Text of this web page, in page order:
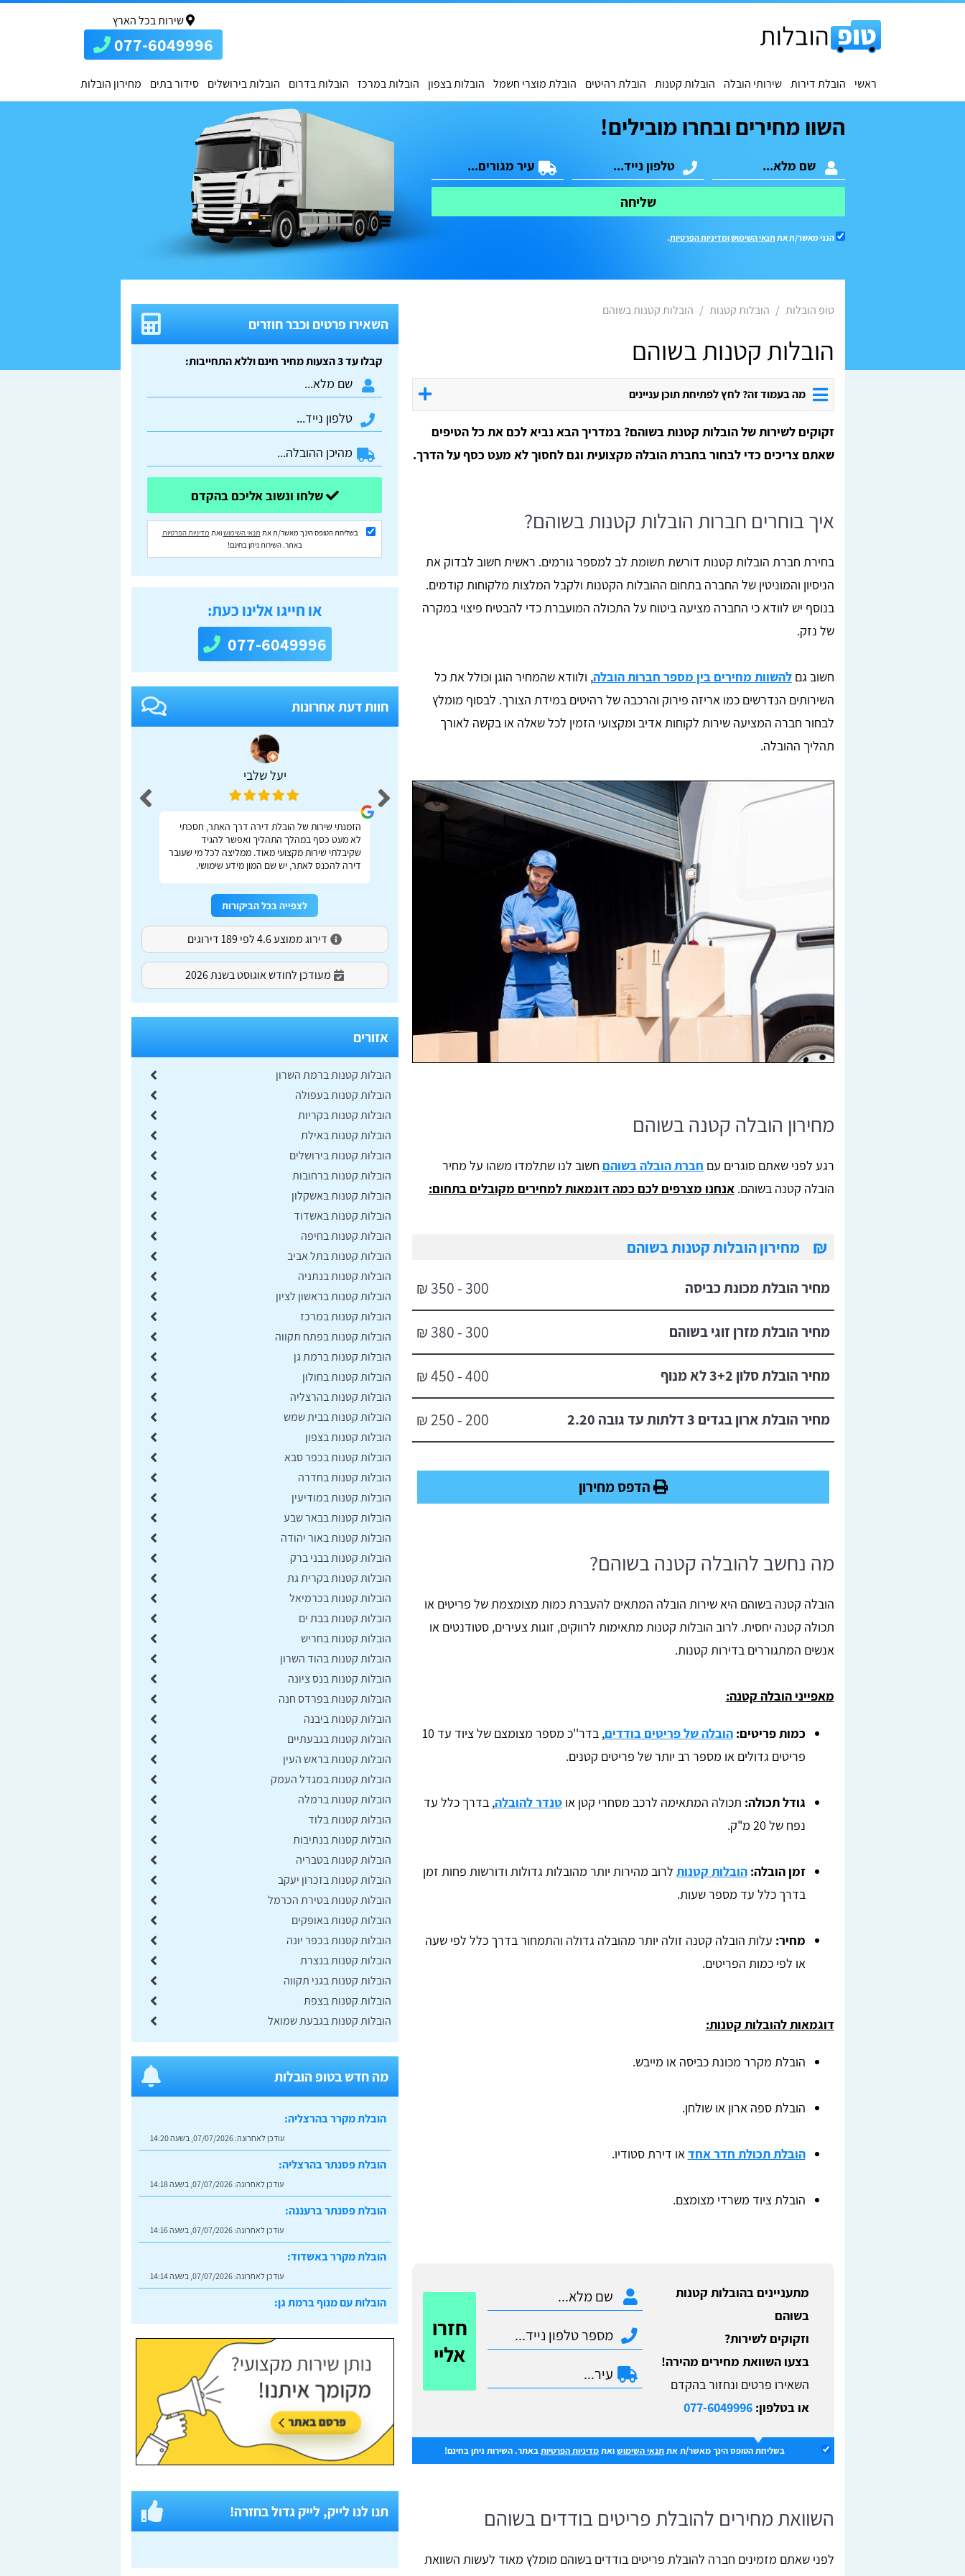
שירות בכל הארץ
077-6049996
ראשי הובלת דירות שירותי הובלה הובלות קטנות הובלת רהיטים הובלת מוצרי חשמל הובלות בצפון הובלות במרכז הובלות בדרום הובלות בירושלים סידור בתים מחירון הובלות
השוו מחירים ובחרו מובילים!
שליחה
הנני מאשר/ת את תנאי השימושומדיניות הפרטיות.
טופ הובלות הובלות קטנות הובלות קטנות בשוהם
הובלות קטנות בשוהם
מה בעמוד זה? לחץ לפתיחת תוכן עניינים
זקוקים לשירות של הובלות קטנות בשוהם? במדריך הבא נביא לכם את כל הטיפים
שאתם צריכים כדי לבחור בחברת הובלה מקצועית וגם לחסוך לא מעט כסף על הדרך.
איך בוחרים חברות הובלות קטנות בשוהם?
בחירת חברת הובלות קטנות דורשת תשומת לב למספר גורמים. ראשית חשוב לבדוק את
הניסיון והמוניטין של החברה בתחום ההובלות הקטנות ולקבל המלצות מלקוחות קודמים.
בנוסף יש לוודא כי החברה מציעה ביטוח על התכולה המועברת כדי להבטיח פיצוי במקרה
של נזק.
חשוב גםלהשוות מחירים בין מספר חברות הובלה, ולוודא שהמחיר הוגן וכולל את כל
השירותים הנדרשים כמו אריזה פירוק והרכבה של רהיטים במידת הצורך. לבסוף מומלץ
לבחור חברה המציעה שירות לקוחות אדיב ומקצועי הזמין לכל שאלה או בקשה לאורך
תהליך ההובלה.
מחירון הובלה קטנה בשוהם
רגע לפני שאתם סוגרים עם חברת הובלה בשוהם חשוב לנו שתלמדו משהו על מחיר
הובלה קטנה בשוהם.אנחנו מצרפים לכם כמה דוגמאות למחירים מקובלים בתחום:
₪ מחירון הובלות קטנות בשוהם
מחיר הובלת מכונת כביסה 300 - 350 ₪
מחיר הובלת מזרן זוגי בשוהם 300 - 380 ₪
מחיר הובלת סלון 3+2 לא מנוף 400 - 450 ₪
מחיר הובלת ארון בגדים 3 דלתות עד גובה 2.20 200 - 250 ₪
הדפס מחירון
מה נחשב להובלה קטנה בשוהם?
הובלה קטנה בשוהם היא שירות הובלה המתאים להעברת כמות מצומצמת של פריטים או
תכולה קטנה יחסית. לרוב הובלות קטנות מתאימות לרווקים, זוגות צעירים, סטודנטים או
אנשים המתגוררים בדירות קטנות.
מאפייני הובלה קטנה:
כמות פריטים: הובלה של פריטים בודדים
, בדר''כ מספר מצומצם של ציוד עד 10
פריטים גדולים או מספר רב יותר של פריטים קטנים.
גודל תכולה: תכולה המתאימה לרכב מסחרי קטן אוטנדר להובלה, בדרך כלל עד
נפח של 20 מ"ק.
זמן הובלה: הובלות קטנות לרוב מהירות יותר מהובלות גדולות ודורשות פחות זמן
בדרך כלל עד מספר שעות.
מחיר: עלות הובלה קטנה זולה יותר מהובלה גדולה והתמחור בדרך כלל לפי שעה
או לפי כמות הפריטים.
דוגמאות להובלות קטנות:
הובלת מקרר מכונת כביסה או מייבש.
הובלת ספה ארון או שולחן.
הובלת תכולת חדר אחדאו דירת סטודיו.
הובלת ציוד משרדי מצומצם.
מתעניינים בהובלות קטנות
בשוהם
וזקוקים לשירות?
בצעו השוואת מחירים מהירה!
השאירו פרטים ונחזור בהקדם
או בטלפון:077-6049996
חזרו
אליי
בשליחת הטופס הינך מאשר/ת אתתנאי השימושואתמדיניות הפרטיותבאתר. השירות ניתן בחינם!
השוואת מחירים להובלת פריטים בודדים בשוהם
לפני שאתם מזמינים חברה להובלת פריטים בודדים בשוהם מומלץ מאוד לעשות השוואת
השאירו פרטים וכבר חוזרים
קבלו עד 3 הצעות מחיר חינם וללא התחייבות:
שלחו ונשוב אליכם בהקדם
בשליחת הטופס הינך מאשר/ת את תנאי השימושואת מדיניות הפרטיות
באתר. השירות ניתן בחינם!
או חייגו אלינו כעת:
077-6049996
חוות דעת אחרונות
יעל שלבי
הזמנתי שירות של הובלת דירה דרך האתר, חסכתי
לא מעט כסף במהלך התהליך ואפשר להגיד
שקיבלתי שירות מקצועי מאוד. ממליצה לכל מי שעובר
דירה להכנס לאתר, יש שם המון מידע שימושי.
אתר מעולה להשוואת מחירי הובלות בכל הארץ תודה
רבה על העזרה!
מצאתי מובילים מציינים דרך האתר טופ הובלות,
לצפייה בכל הביקורות
דירוג ממוצע 4.6 לפי 189 דירוגים
מעודכן לחודש אוגוסט בשנת 2026
אזורים
הובלות קטנות ברמת השרון
הובלות קטנות בעפולה
הובלות קטנות בקריות
הובלות קטנות באילת
הובלות קטנות בירושלים
הובלות קטנות ברחובות
הובלות קטנות באשקלון
הובלות קטנות באשדוד
הובלות קטנות בחיפה
הובלות קטנות בתל אביב
הובלות קטנות בנתניה
הובלות קטנות בראשון לציון
הובלות קטנות במרכז
הובלות קטנות בפתח תקווה
הובלות קטנות ברמת גן
הובלות קטנות בחולון
הובלות קטנות בהרצליה
הובלות קטנות בבית שמש
הובלות קטנות בצפון
הובלות קטנות בכפר סבא
הובלות קטנות בחדרה
הובלות קטנות במודיעין
הובלות קטנות בבאר שבע
הובלות קטנות באור יהודה
הובלות קטנות בבני ברק
הובלות קטנות בקרית גת
הובלות קטנות בכרמיאל
הובלות קטנות בבת ים
הובלות קטנות בחריש
הובלות קטנות בהוד השרון
הובלות קטנות בנס ציונה
הובלות קטנות בפרדס חנה
הובלות קטנות ביבנה
הובלות קטנות בגבעתיים
הובלות קטנות בראש העין
הובלות קטנות במגדל העמק
הובלות קטנות ברמלה
הובלות קטנות בלוד
הובלות קטנות בנתיבות
הובלות קטנות בטבריה
הובלות קטנות בזכרון יעקב
הובלות קטנות בטירת הכרמל
הובלות קטנות באופקים
הובלות קטנות בכפר יונה
הובלות קטנות בנצרת
הובלות קטנות בגני תקווה
הובלות קטנות בצפת
הובלות קטנות בגבעת שמואל
מה חדש בטופ הובלות
הובלת מקרר בהרצליה:
עודכן לאחרונה:07/07/2026, בשעה 14:20
הובלת פסנתר בהרצליה:
עודכן לאחרונה:07/07/2026, בשעה 14:18
הובלת פסנתר ברעננה:
עודכן לאחרונה:07/07/2026, בשעה 14:16
הובלת מקרר באשדוד:
עודכן לאחרונה:07/07/2026, בשעה 14:14
הובלות עם מנוף ברמת גן:
עודכן לאחרונה:07/07/2026, בשעה 14:23
תנו לנו לייק, לייק גדול בחזרה!